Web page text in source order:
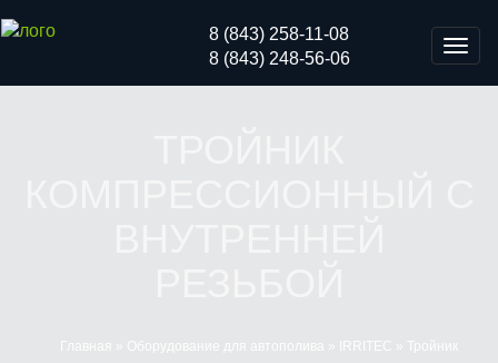
8 (843) 258-11-08
8 (843) 248-56-06
Главная » Оборудование для автополива » IRRITEC »
Тройник